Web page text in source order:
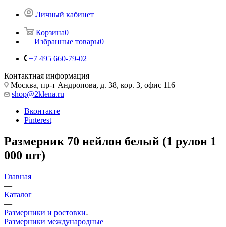
Личный кабинет
Корзина0
Избранные товары0
+7 495 660-79-02
Контактная информация
Москва, пр-т Андропова, д. 38, кор. 3, офис 116
shop@2klena.ru
Вконтакте
Pinterest
Размерник 70 нейлон белый (1 рулон 1
000 шт)
Главная
—
Каталог
—
Размерники и ростовки
Размерники международные